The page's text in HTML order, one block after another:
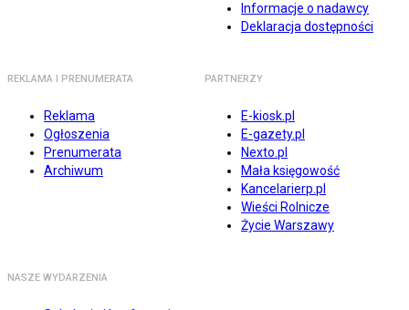
Informacje o nadawcy
Deklaracja dostępności
REKLAMA I PRENUMERATA
Reklama
Ogłoszenia
Prenumerata
Archiwum
PARTNERZY
E-kiosk.pl
E-gazety.pl
Nexto.pl
Mała księgowość
Kancelarierp.pl
Wieści Rolnicze
Życie Warszawy
NASZE WYDARZENIA